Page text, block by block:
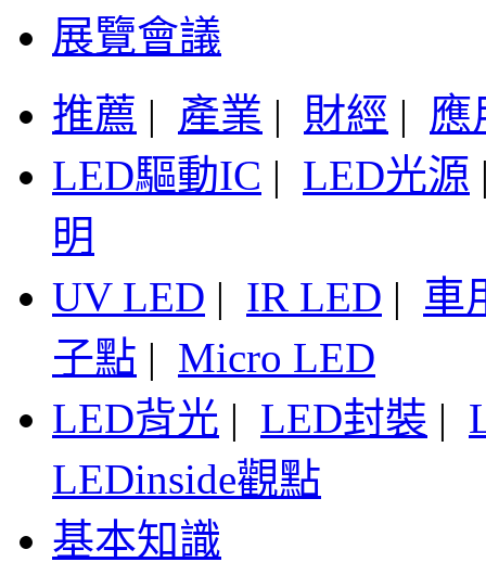
展覽會議
推薦 | 產業 | 財經 | 應
LED驅動IC | LED光源
明
UV LED | IR LED | 車
子點 | Micro LED
LED背光 | LED封裝 |
LEDinside觀點
基本知識